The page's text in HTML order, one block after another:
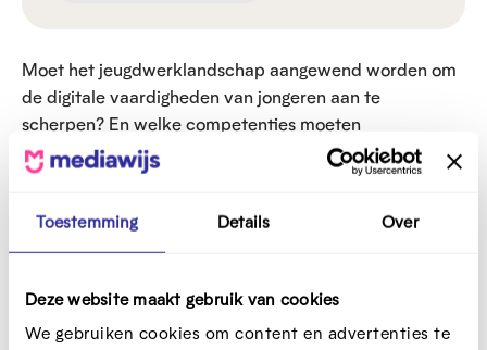
Toestemming Details Over
Deze website maakt gebruik van cookies
We gebruiken cookies om content en advertenties te
Moet het jeugdwerklandschap aangewend worden om
de digitale vaardigheden van jongeren aan te
scherpen? En welke competenties moeten
professionals uit het jeugdwerk zelf verwerven?
Moeten professionals uit het jeugdwerk ook inzetten op
woorden:waar is er nog werk aan de winkel?Daarop
probeert dit lerend netwerk een antwoord te